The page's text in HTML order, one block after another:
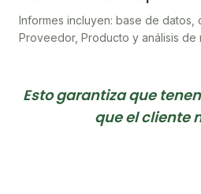
Informes incluyen: base de datos,
Proveedor, Producto y análisis de
Esto garantiza que
que el cliente